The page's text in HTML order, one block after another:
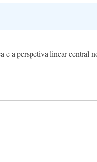
e a perspetiva linear central